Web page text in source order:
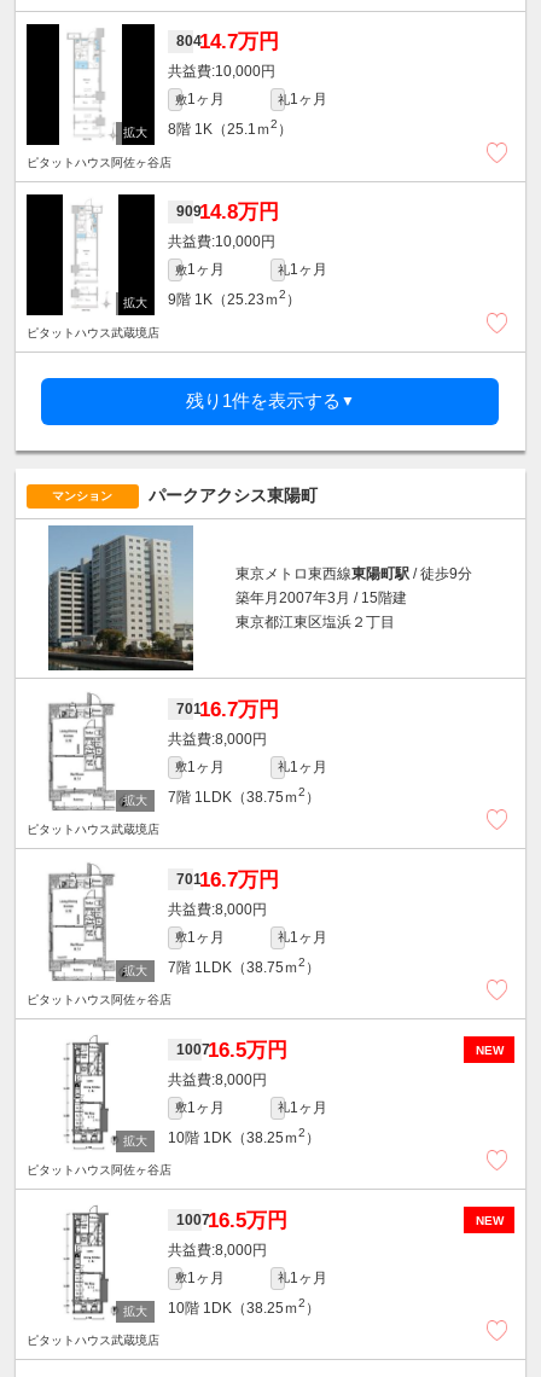
80414.7万円
10,000円
敷1ヶ月 礼1ヶ月
8階 1K（25.1ｍ2 ）
ピタットハウス阿佐ヶ谷店
90914.8万円
10,000円
敷1ヶ月 礼1ヶ月
9階 1K（25.23ｍ2 ）
ピタットハウス武蔵境店
残り1件を表示する ▼
マンション パークアクシス東陽町
東京メトロ東西線東陽町駅 / 徒歩9分
築年月2007年3月 / 15階建
東京都江東区塩浜２丁目
70116.7万円
8,000円
敷1ヶ月 礼1ヶ月
7階 1LDK（38.75ｍ2 ）
ピタットハウス武蔵境店
70116.7万円
8,000円
敷1ヶ月 礼1ヶ月
7階 1LDK（38.75ｍ2 ）
ピタットハウス阿佐ヶ谷店
NEW
100716.5万円
8,000円
敷1ヶ月 礼1ヶ月
10階 1DK（38.25ｍ2 ）
ピタットハウス阿佐ヶ谷店
NEW
100716.5万円
8,000円
敷1ヶ月 礼1ヶ月
10階 1DK（38.25ｍ2 ）
ピタットハウス武蔵境店